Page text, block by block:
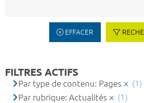
EFFACER
FILTRES ACTIFS
Par type de contenu: Pages
(1)
Par rubrique: Actualités
(1)